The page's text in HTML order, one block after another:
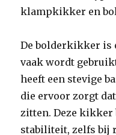
klampkikker en
De bolderkikker is
vaak wordt
heeft een stevige
die ervoor zorgt
zitten. Deze
stabiliteit, zelfs bij